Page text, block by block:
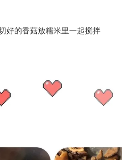
好的香菇放糯米里一起搅拌